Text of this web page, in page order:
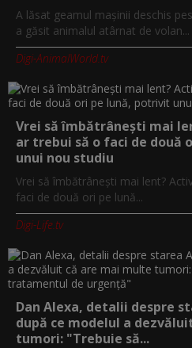
A lăsat geamul mașinii deschis
a găsit animalul atârnat de volan...
Digi-AnimalWorld.tv
Vrei să îmbătrânești mai
ar trebui să o faci de două
unui nou studiu
Vrei să îmbătrânești mai lent?
faci de două ori pe lună...
Digi-Life.tv
Dan Alexa, detalii despre
după ce modelul a
tumori: "Trebuie să...